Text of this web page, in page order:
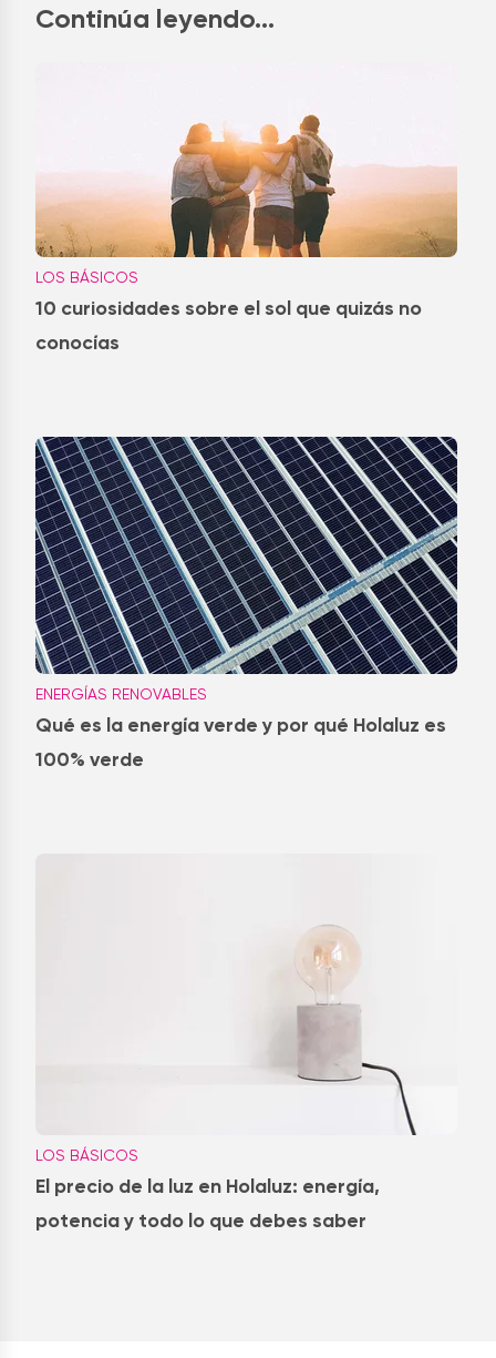
Continúa leyendo...
LOS BÁSICOS
10 curiosidades sobre el sol que quizás no
conocías
ENERGÍAS RENOVABLES
Qué es la energía verde y por qué Holaluz es
100% verde
LOS BÁSICOS
El precio de la luz en Holaluz: energía,
potencia y todo lo que debes saber